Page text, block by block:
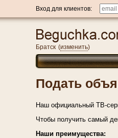
Вход для клиентов:
Братск (изменить)
Подать
Наш официальный ТВ-
Чтобы получить самый
Наши преимущества: